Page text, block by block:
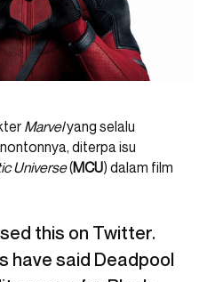
Marvelyang selalu
diterpa isu
Universe(MCU) dalam film
this on Twitter.
have said Deadpool